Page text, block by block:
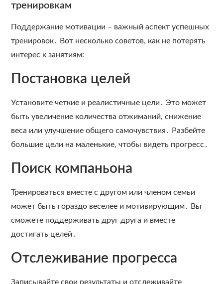
тренировкам
Поддержание мотивации – важный аспект успешных
тренировок․ Вот несколько советов, как не потерять
интерес к занятиям:
Постановка целей
Установите четкие и реалистичные цели․ Это может
быть увеличение количества отжиманий, снижение
веса или улучшение общего самочувствия․ Разбейте
большие цели на маленькие, чтобы видеть прогресс․
Поиск компаньона
Тренироваться вместе с другом или членом семьи
может быть гораздо веселее и мотивирующим․ Вы
сможете поддерживать друг друга и вместе
достигать целей․
Отслеживание прогресса
Записывайте свои результаты и отслеживайте